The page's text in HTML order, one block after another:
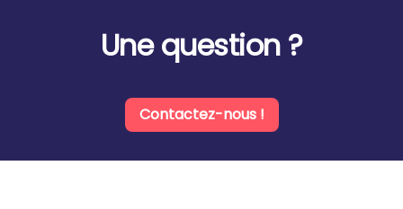
Une question ?
Contactez-nous !